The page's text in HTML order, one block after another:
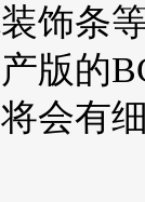
饰条
版的B
会有